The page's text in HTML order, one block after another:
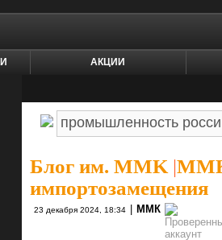
АКЦИИ
Блог им. MMK |ММК
импортозамещения
23 декабря 2024, 18:34 ММК